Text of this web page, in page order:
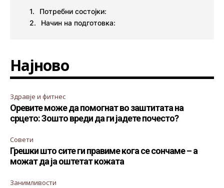
Потребни состојки:
Начин на подготовка:
Најново
Здравје и фитнес
Оревите може да помогнат во заштитата на
срцето: Зошто вреди да ги јадете почесто?
Совети
Грешки што сите ги правиме кога се сончаме – а
можат да ја оштетат кожата
Занимливости